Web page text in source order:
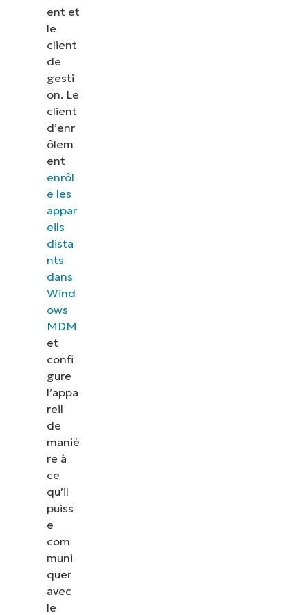
ent et
le
client
de
gesti
on. Le
client
d’enr
ôlem
ent
enrôl
e les
appar
eils
dista
nts
dans
Wind
ows
MDM
et
confi
gure
l’appa
reil
de
maniè
re à
ce
qu’il
puiss
e
com
muni
quer
avec
le
les correctifs, le MDM, la gestion des tickets et